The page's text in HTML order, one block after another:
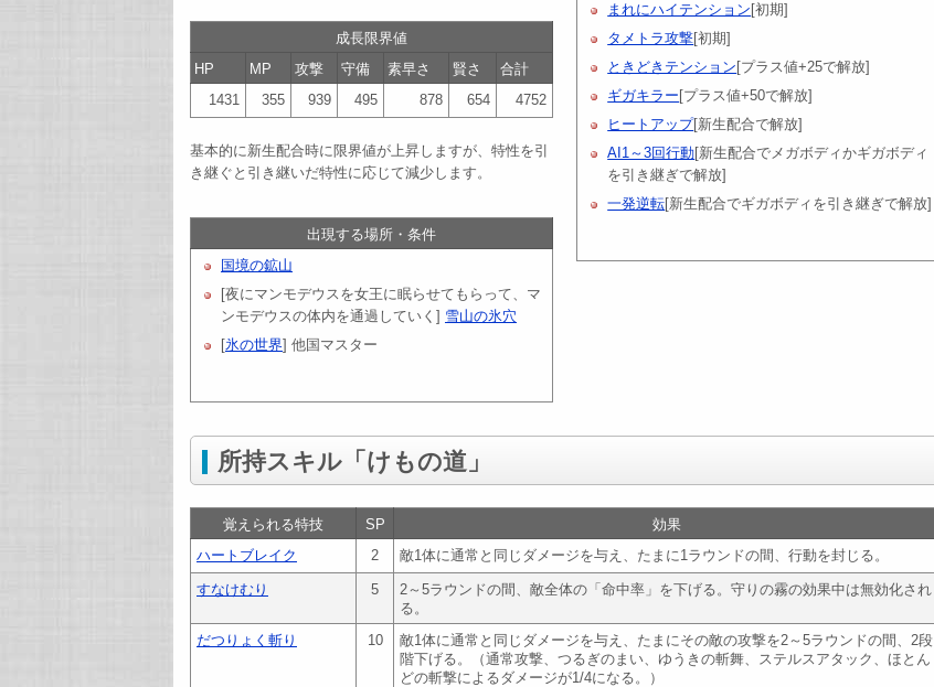
成長限界値
HP
MP 攻撃 守備 素早さ 賢さ
合計
1431
355 939 495 878 654 4752
基本的に新生配合時に限界値が上昇しますが、特性を引
き継ぐと引き継いだ特性に応じて減少します。
出現する場所・条件
国境の鉱山
[夜にマンモデウスを女王に眠らせてもらって、マ
ンモデウスの体内を通過していく] 雪山の氷穴
[氷の世界] 他国マスター
まれにハイテンション [初期]
タメトラ攻撃[初期]
ときどきテンション [プラス値+25で解放]
ギガキラー [プラス値+50で解放]
ヒートアップ[新生配合で解放]
AI1～3回行動[新生配合でメガボディかギガボディ
を引き継ぎで解放]
一発逆転[新生配合でギガボディを引き継ぎで解放]
所持スキル「けもの道」
覚えられる特技 SP
効果
ハートブレイク
2 敵1体に通常と同じダメージを与え、たまに1ラウンドの間、行動を封じる。
すなけむり 5
2～5ラウンドの間、敵全体の「命中率」を下げる。守りの霧の効果中は無効化され
る。
だつりょく斬り
10
敵1体に通常と同じダメージを与え、たまにその敵の攻撃を2～5ラウンドの間、2段
階下げる。（通常攻撃、つるぎのまい、ゆうきの斬舞、ステルスアタック、ほとん
どの斬撃によるダメージが1/4になる。）